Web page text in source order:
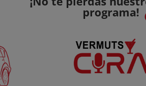
programa!